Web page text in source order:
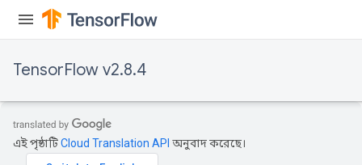
TensorFlow v2.8.4
এই পৃষ্ঠাটিCloud Translation API অনুবাদ করেছে।